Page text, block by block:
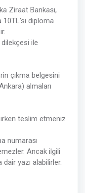
Ziraat Bankası,
10TL’sı diploma
dilekçesi ile
çıkma belgesini
almaları
teslim etmeniz
numarası
Ancak ilgili
yazı alabilirler.